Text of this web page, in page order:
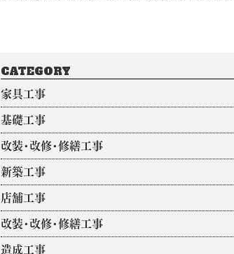
CATEGORY
家具工事
基礎工事
改装・改修・修繕工事
新築工事
店舗工事
改装・改修・修繕工事
造成工事